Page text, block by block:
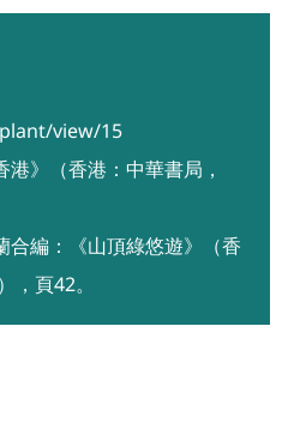
view/15
》（香港：中華書局，
合編：《山頂綠悠遊》（香
，頁42。